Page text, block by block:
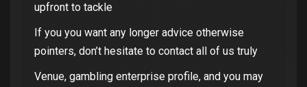
upfront to tackle
If you you want any longer advice otherwise
pointers, don’t hesitate to contact all of us truly
Venue, gambling enterprise profile, and you may